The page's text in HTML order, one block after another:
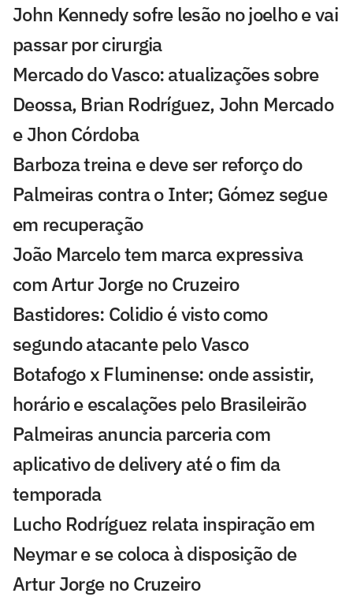
John Kennedy sofre lesão no joelho e vai
passar por cirurgia
Mercado do Vasco: atualizações sobre
Deossa, Brian Rodríguez, John Mercado
e Jhon Córdoba
Barboza treina e deve ser reforço do
Palmeiras contra o Inter; Gómez segue
em recuperação
João Marcelo tem marca expressiva
com Artur Jorge no Cruzeiro
Bastidores: Colidio é visto como
segundo atacante pelo Vasco
Botafogo x Fluminense: onde assistir,
horário e escalações pelo Brasileirão
Palmeiras anuncia parceria com
aplicativo de delivery até o fim da
temporada
Lucho Rodríguez relata inspiração em
Neymar e se coloca à disposição de
Artur Jorge no Cruzeiro